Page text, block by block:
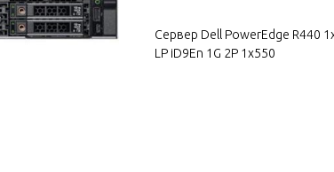
Сервер Dell PowerEdge R440
LP iD9En 1G 2P 1x550